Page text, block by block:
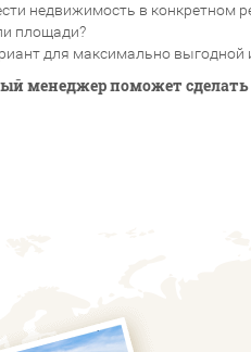
недвижимость в конкретном
площади?
для максимально выгодной
менеджер поможет